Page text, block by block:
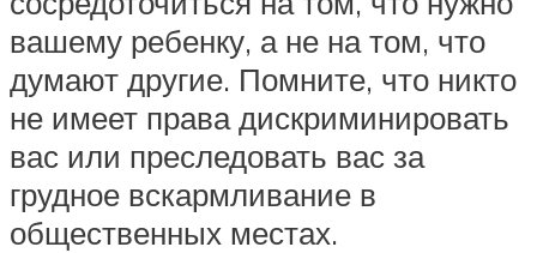
вашему ребенку, а не на том, что
думают другие. Помните, что никто
не имеет права дискриминировать
вас или преследовать вас за
грудное вскармливание в
общественных местах.